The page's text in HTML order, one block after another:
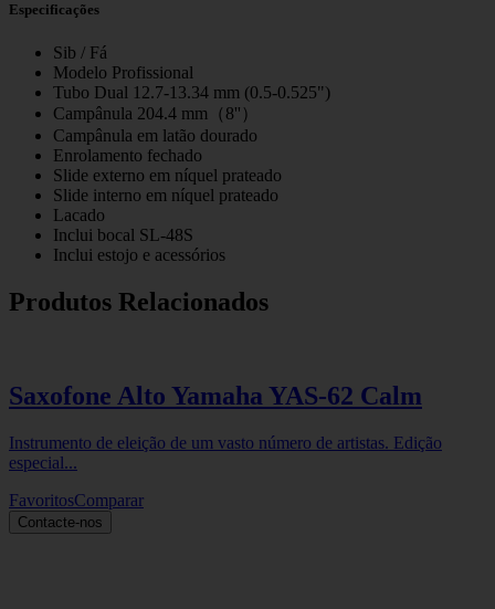
Especificações
Sib / Fá
Modelo Profissional
Tubo Dual 12.7-13.34 mm (0.5-0.525")
Campânula 204.4 mm（8''）
Campânula em latão dourado
Enrolamento fechado
Slide externo em níquel prateado
Slide interno em níquel prateado
Lacado
Inclui bocal SL-48S
Inclui estojo e acessórios
Produtos Relacionados
Saxofone Alto Yamaha YAS-62 Calm
Instrumento de eleição de um vasto número de artistas. Edição
especial...
FavoritosComparar
Contacte-nos